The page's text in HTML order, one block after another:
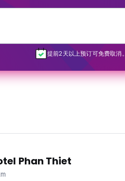
提前2天以上预订可免费取消。
Phan Thiet